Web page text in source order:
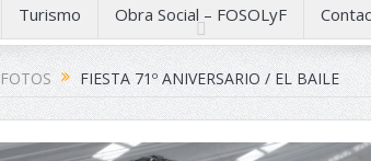
Turismo Obra Social – FOSOLyF
FOTOS FIESTA 71º ANIVERSARIO / EL BAILE